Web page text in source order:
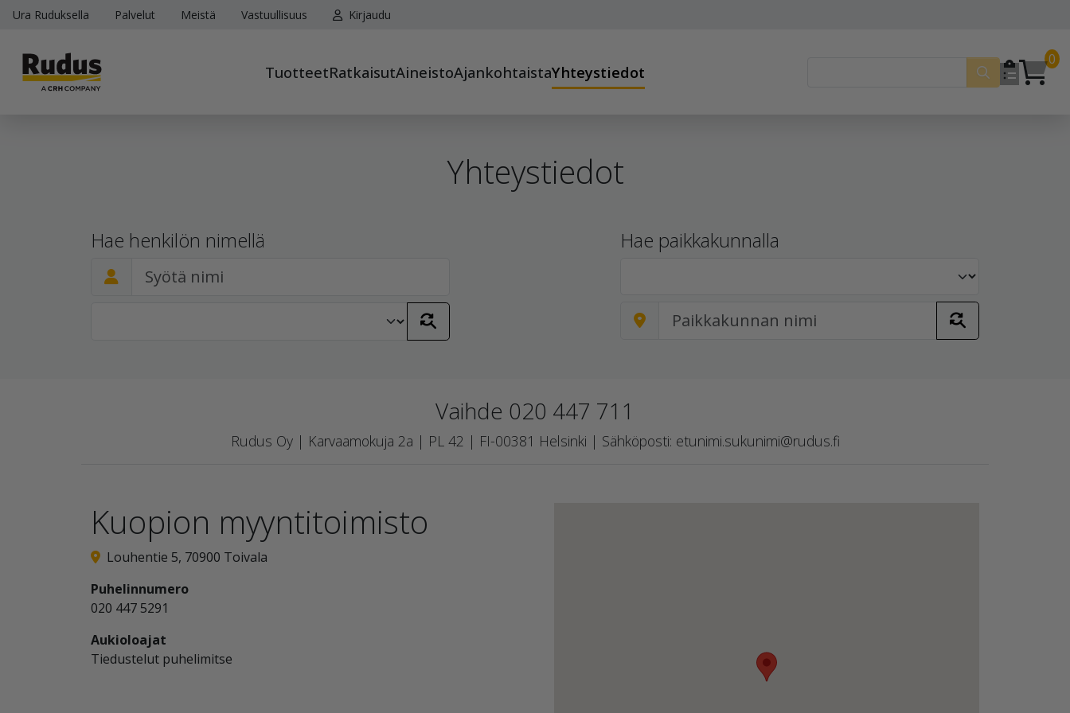
Ura Ruduksella Palvelut Meistä Vastuullisuus Kirjaudu
TuotteetRatkaisutAineistoAjankohtaistaYhteystiedot
0
Yhteystiedot
Hae henkilön nimellä Hae paikkakunnalla
Vaihde 020 447 711
Rudus Oy | Karvaamokuja 2a | PL 42 | FI-00381 Helsinki | Sähköposti: etunimi.sukunimi@rudus.fi
Kuopion myyntitoimisto
Louhentie 5, 70900 Toivala
Puhelinnumero
020 447 5291
Aukioloajat
Tiedustelut puhelimitse